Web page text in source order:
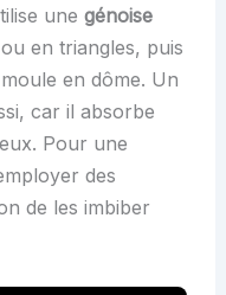
une génoise
en triangles, puis
en dôme. Un
car il absorbe
Pour une
des
de les imbiber